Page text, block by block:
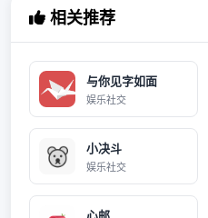
相关推荐
与你见字如面
娱乐社交
小决斗
娱乐社交